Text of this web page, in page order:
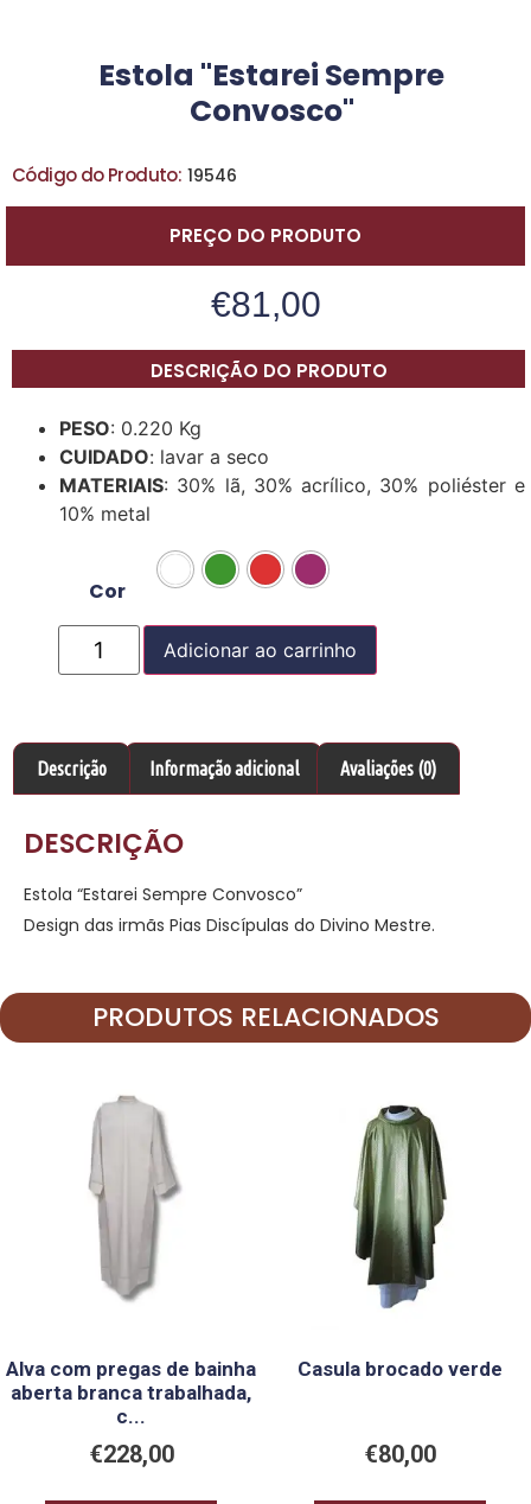
Estola "Estarei Sempre
Convosco"
Código do Produto: 19546
PREÇO DO PRODUTO
€81,00
DESCRIÇÃO DO PRODUTO
PESO: 0.220 Kg
CUIDADO: lavar a seco
MATERIAIS: 30% lã, 30% acrílico, 30% poliéster e
10% metal
Cor
Adicionar ao carrinho
Descrição Informação adicional Avaliações (0)
DESCRIÇÃO
Estola “Estarei Sempre Convosco”
Design das irmãs Pias Discípulas do Divino Mestre.
PRODUTOS RELACIONADOS
Alva com pregas de bainha
aberta branca trabalhada,
c...
€228,00
Casula brocado verde
€80,00